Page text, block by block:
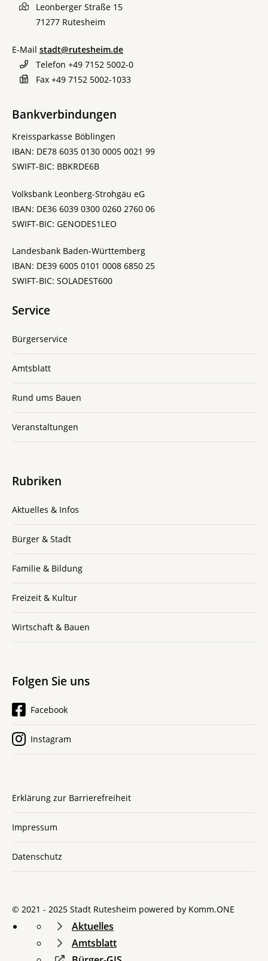
Leonberger Straße 15
71277 Rutesheim
E-Mail stadt@rutesheim.de
Telefon +49 7152 5002-0
Fax +49 7152 5002-1033
Bankverbindungen
Kreissparkasse Böblingen
IBAN: DE78 6035 0130 0005 0021 99
SWIFT-BIC: BBKRDE6B
Volksbank Leonberg-Strohgäu eG
IBAN: DE36 6039 0300 0260 2760 06
SWIFT-BIC: GENODES1LEO
Landesbank Baden-Württemberg
IBAN: DE39 6005 0101 0008 6850 25
SWIFT-BIC: SOLADEST600
Service
Bürgerservice
Amtsblatt
Rund ums Bauen
Veranstaltungen
Rubriken
Aktuelles & Infos
Bürger & Stadt
Familie & Bildung
Freizeit & Kultur
Wirtschaft & Bauen
Folgen Sie uns
Facebook
Instagram
Erklärung zur Barrierefreiheit
Impressum
Datenschutz
© 2021 - 2025 Stadt Rutesheim powered by Komm.ONE
Aktuelles
Amtsblatt